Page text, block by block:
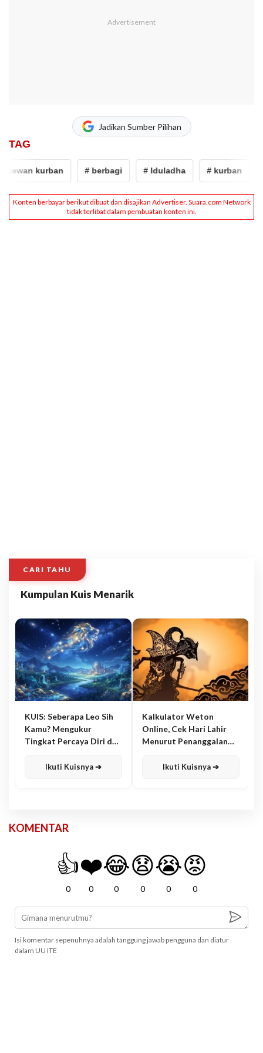
Jadikan Sumber Pilihan
TAG
kurban # berbagi # Iduladha # kurban
CARI TAHU
Kumpulan Kuis Menarik
KUIS: Seberapa Leo Sih
Kamu? Mengukur
Tingkat Percaya Diri dan
Ikuti Kuisnya ➔
Kalkulator Weton
Online, Cek Hari Lahir
Menurut Penanggalan
Ikuti Kuisnya ➔
KOMENTAR
👍
0
❤️
0
😂
0
😧
0
😭
0
😡
0
Isi komentar sepenuhnya adalah tanggung jawab pengguna dan diatur
dalam UU ITE